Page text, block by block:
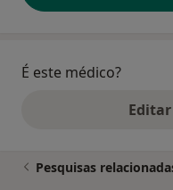
É este médico?
Pesquisas